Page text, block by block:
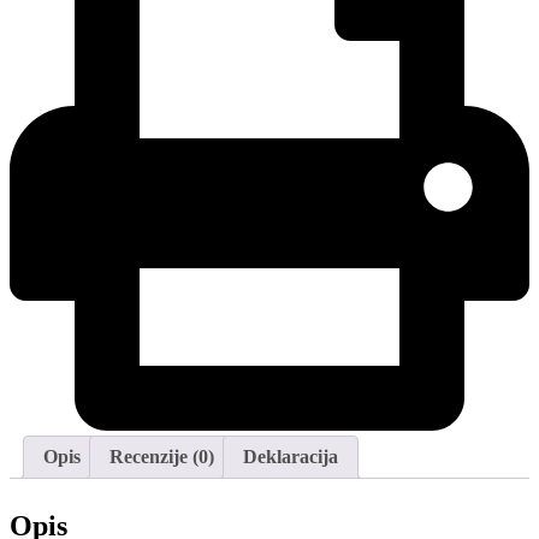
Opis Recenzije (0) Deklaracija
Opis